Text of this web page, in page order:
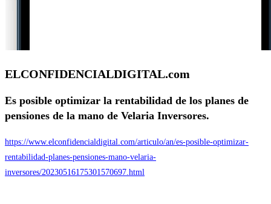
ELCONFIDENCIALDIGITAL.com
Es posible optimizar la rentabilidad de los planes de
pensiones de la mano de Velaria Inversores.
https://www.elconfidencialdigital.com/articulo/an/es-posible-optimizar-
rentabilidad-planes-pensiones-mano-velaria-
inversores/20230516175301570697.html